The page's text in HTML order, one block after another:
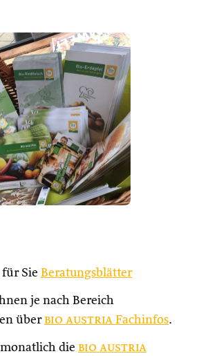
Sie Beratungsblätter
je nach Bereich
über bio austria Fachinfos.
die bio austria